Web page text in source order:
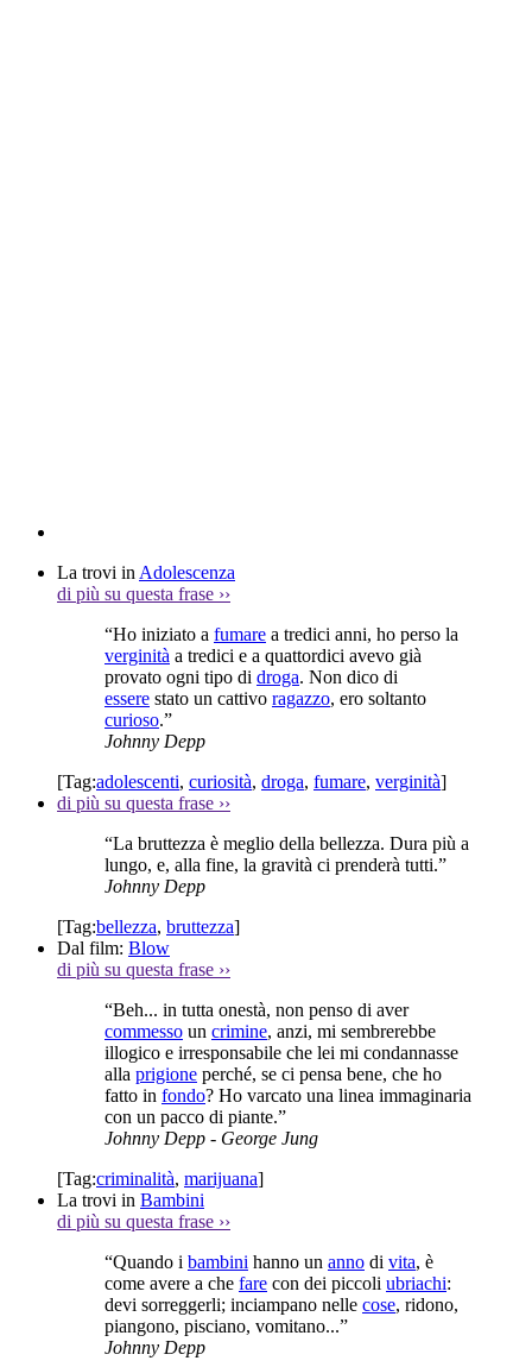
La trovi in Adolescenza
di più su questa frase ››
“Ho iniziato a fumare a tredici anni, ho perso la
verginità a tredici e a quattordici avevo già
provato ogni tipo di droga. Non dico di
essere stato un cattivo ragazzo, ero soltanto
curioso.”
Johnny Depp
[Tag:adolescenti, curiosità, droga, fumare, verginità]
di più su questa frase ››
“La bruttezza è meglio della bellezza. Dura più a
lungo, e, alla fine, la gravità ci prenderà tutti.”
Johnny Depp
[Tag:bellezza, bruttezza]
Dal film: Blow
di più su questa frase ››
“Beh... in tutta onestà, non penso di aver
commesso un crimine, anzi, mi sembrerebbe
illogico e irresponsabile che lei mi condannasse
alla prigione perché, se ci pensa bene, che ho
fatto in fondo? Ho varcato una linea immaginaria
con un pacco di piante.”
Johnny Depp - George Jung
[Tag:criminalità, marijuana]
La trovi in Bambini
di più su questa frase ››
“Quando i bambini hanno un anno di vita, è
come avere a che fare con dei piccoli ubriachi:
devi sorreggerli; inciampano nelle cose, ridono,
piangono, pisciano, vomitano...”
Johnny Depp